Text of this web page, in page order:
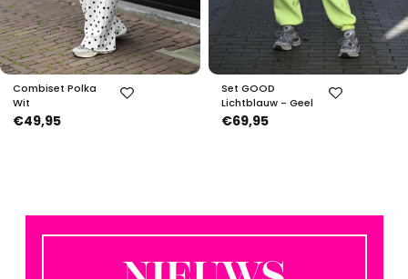
Combiset Polka
Wit
€49,95
Set GOOD
Lichtblauw - Geel
€69,95